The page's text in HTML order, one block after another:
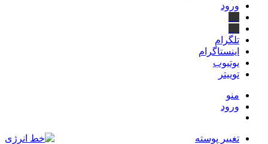
ورود
تلگرام
اینستاگرام
یوتیوب
توییتر
منو
ورود
تغییر پوسته